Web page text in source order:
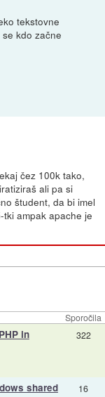
tekstovne
kdo začne
čez 100k tako,
ali pa si
študent, da bi imel
ampak apache je
Sporočila
in 322
shared 16